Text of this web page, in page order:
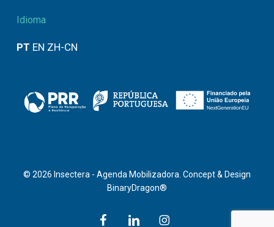
Idioma
PT EN ZH-CN
© 2026 Insectera - Agenda Mobilizadora. Concept & Design
BinaryDragon®
facebooklinkedin instagram